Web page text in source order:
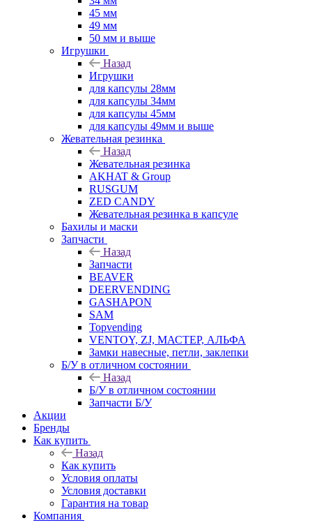
45 мм
49 мм
50 мм и выше
Игрушки
Назад
Игрушки
для капсулы 28мм
для капсулы 34мм
для капсулы 45мм
для капсулы 49мм и выше
Жевательная резинка
Назад
Жевательная резинка
AKHAT & Group
RUSGUM
ZED CANDY
Жевательная резинка в капсуле
Бахилы и маски
Запчасти
Назад
Запчасти
BEAVER
DEERVENDING
GASHAPON
SAM
Topvending
VENTOY, ZJ, МАСТЕР, АЛЬФА
Замки навесные, петли, заклепки
Б/У в отличном состоянии
Назад
Б/У в отличном состоянии
Запчасти Б/У
Акции
Бренды
Как купить
Назад
Как купить
Условия оплаты
Условия доставки
Гарантия на товар
Компания